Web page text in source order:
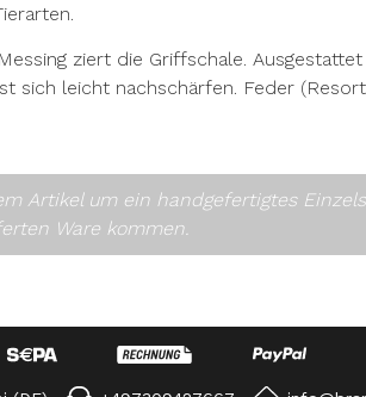
ziert die Griffschale.
sich leicht nachschärfen. Feder
Artikel um ein handgefertigtes
Ware kommen.